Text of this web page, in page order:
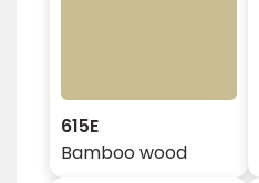
615E
Bamboo wood